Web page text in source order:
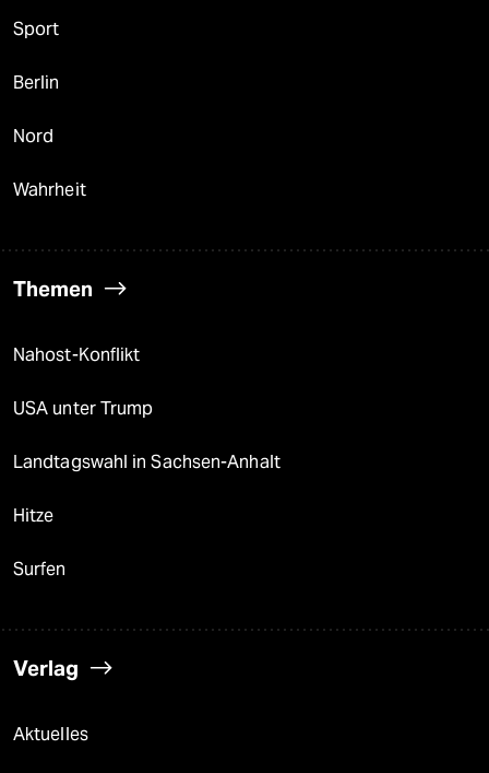
Sport
Berlin
Nord
Wahrheit
Themen
Nahost-Konflikt
USA unter Trump
Landtagswahl in Sachsen-Anhalt
Hitze
Surfen
Verlag
Aktuelles